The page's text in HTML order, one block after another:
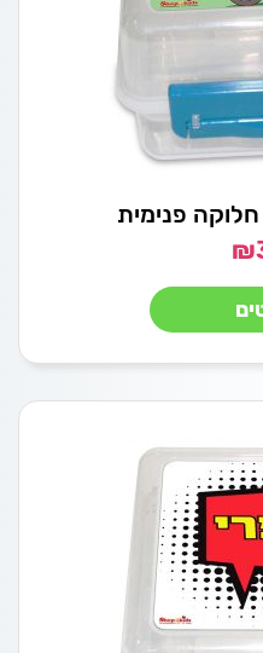
פנימית
₪